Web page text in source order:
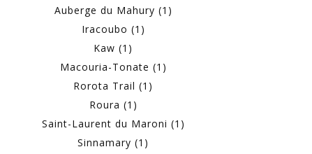
Auberge du Mahury (1)
Iracoubo (1)
Kaw (1)
Macouria-Tonate (1)
Rorota Trail (1)
Roura (1)
Saint-Laurent du Maroni (1)
Sinnamary (1)